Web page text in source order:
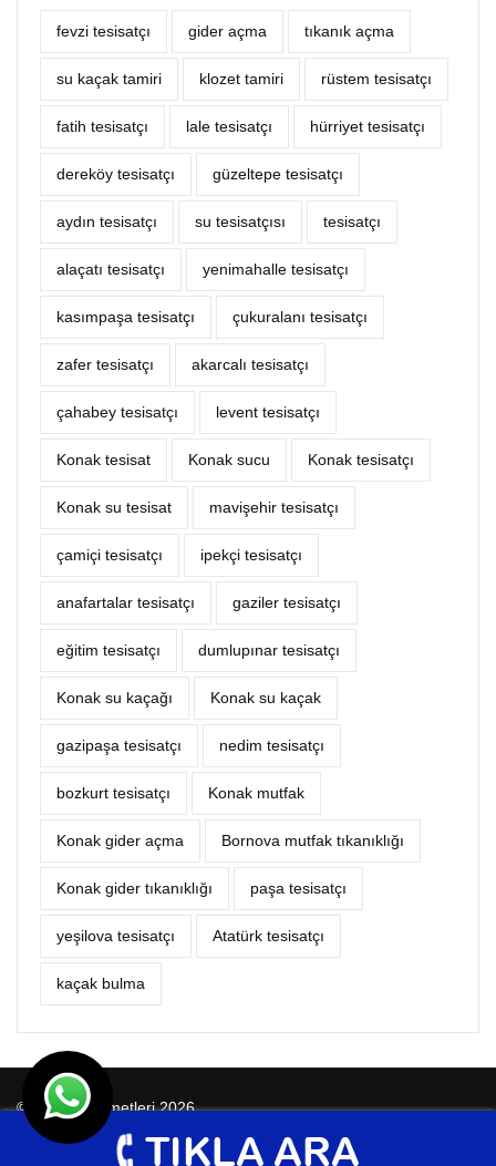
fevzi tesisatçı ‎gider açma tıkanık açma
su kaçak tamiri klozet tamiri rüstem tesisatçı
fatih tesisatçı lale tesisatçı hürriyet tesisatçı
dereköy tesisatçı güzeltepe tesisatçı
aydın tesisatçı su tesisatçısı tesisatçı
alaçatı tesisatçı yenimahalle tesisatçı
kasımpaşa tesisatçı çukuralanı tesisatçı
zafer tesisatçı akarcalı tesisatçı
çahabey tesisatçı levent tesisatçı
Konak tesisat Konak sucu Konak tesisatçı
Konak su tesisat mavişehir tesisatçı
çamiçi tesisatçı ipekçi tesisatçı
anafartalar tesisatçı gaziler tesisatçı
eğitim tesisatçı dumlupınar tesisatçı
Konak su kaçağı Konak su kaçak
gazipaşa tesisatçı nedim tesisatçı
bozkurt tesisatçı Konak mutfak
Konak gider açma Bornova mutfak tıkanıklığı
Konak gider tıkanıklığı paşa tesisatçı
yeşilova tesisatçı Atatürk tesisatçı
kaçak bulma
© Tesisat Hizmetleri 2026
Tasarım Ankara Hosting